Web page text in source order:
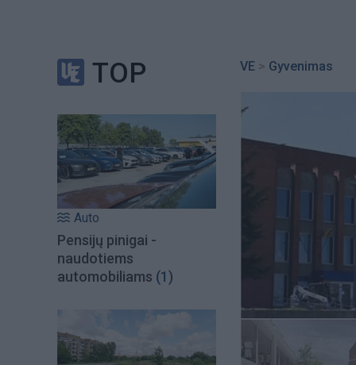
TOP
Auto
Pensijų pinigai -
naudotiems
automobiliams (1)
VE > Gyvenimas